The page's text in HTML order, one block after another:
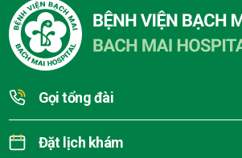
Gọi tổng đài
Đặt lịch khám